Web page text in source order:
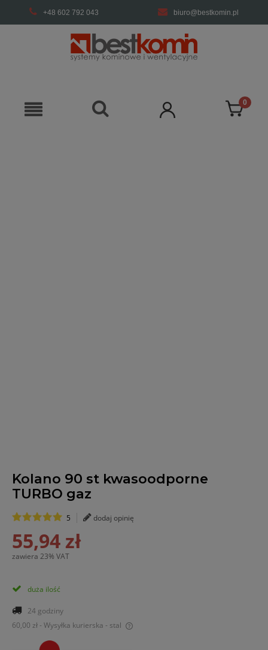
+48 602 792 043 biuro@bestkomin.pl
Kolano 90 st kwasoodporne
TURBO gaz
5 dodaj opinię
55,94 zł
zawiera 23% VAT
duża ilość
24 godziny
60,00 zł - Wysyłka kurierska - stal